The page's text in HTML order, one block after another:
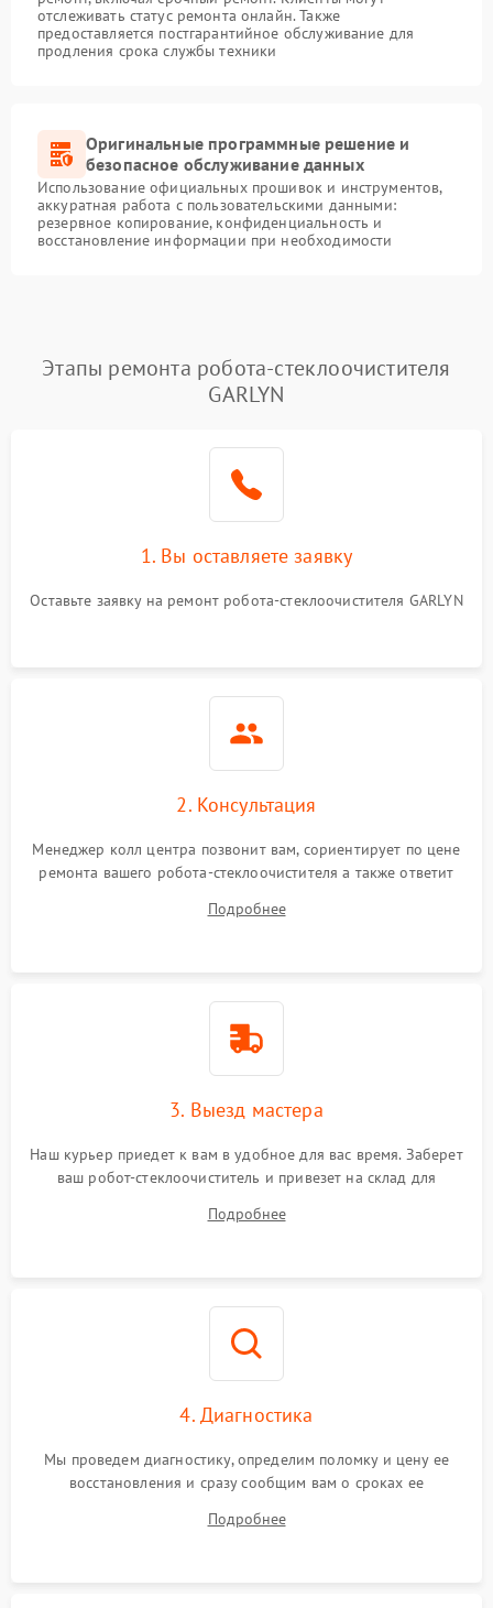
отслеживать статус ремонта онлайн. Также
предоставляется постгарантийное обслуживание для
продления срока службы техники
Оригинальные программные решение и
безопасное обслуживание данных
Использование официальных прошивок и инструментов,
аккуратная работа с пользовательскими данными:
резервное копирование, конфиденциальность и
восстановление информации при необходимости
Этапы ремонта робота-стеклоочистителя
GARLYN
1. Вы оставляете заявку
Оставьте заявку на ремонт робота-стеклоочистителя GARLYN
2. Консультация
Менеджер колл центра позвонит вам, сориентирует по цене
ремонта вашего робота-стеклоочистителя а также ответит
Подробнее
3. Выезд мастера
Наш курьер приедет к вам в удобное для вас время. Заберет
ваш робот-стеклоочиститель и привезет на склад для
Подробнее
4. Диагностика
Мы проведем диагностику, определим поломку и цену ее
восстановления и сразу сообщим вам о сроках ее
Подробнее